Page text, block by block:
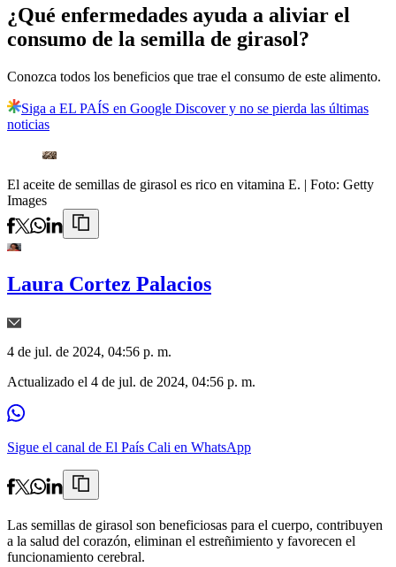
¿Qué enfermedades ayuda a aliviar el
consumo de la semilla de girasol?
Conozca todos los beneficios que trae el consumo de este alimento.
Siga a EL PAÍS en Google Discover y no se pierda las últimas
noticias
El aceite de semillas de girasol es rico en vitamina E. | Foto: Getty
Images
Laura Cortez Palacios
4 de jul. de 2024, 04:56 p. m.
Actualizado el 4 de jul. de 2024, 04:56 p. m.
Sigue el canal de El País Cali en WhatsApp
Las semillas de girasol son beneficiosas para el cuerpo, contribuyen
a la salud del corazón, eliminan el estreñimiento y favorecen el
funcionamiento cerebral.